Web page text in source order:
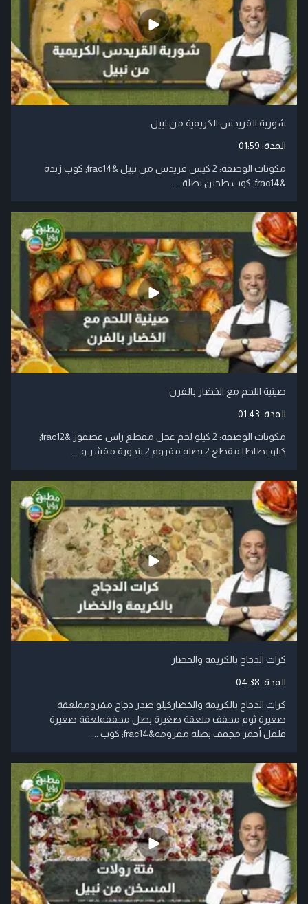
شوربة القريدس الكريمية من نبيل
المدة: 01:59
مكونات الوصفة: 2 كيس قريدس من نبيل &frac14; كوب زبدة
&frac14; كوب طحين بصلة ....
صينية اللحم مع الخضار بالفرن
المدة: 01:43
مكونات الوصفة: 2 كيلو لحم عجل مقطع راس عصفور &frac12;
كيلو بطاطا مقطع 2 بصله مفروم 2 بندورة مقشر و ....
كرات الدجاج بالكريمة والخضار
المدة: 04:38
كرات الدجاج بالكريمة والخضاركيلو صدر دجاج مفرومملعقة
صغيرة ثوم مجفف ملعقة صغيرة بصل مجففملعقة صغيرة
فلفل أحمر مجفف بصله مفرومه&frac14; كوب ....